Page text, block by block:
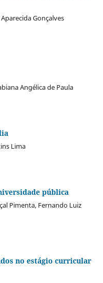
Gonçalves
Angélica de Paula
Lima
pública
Pimenta, Fernando Luiz
no estágio curricular